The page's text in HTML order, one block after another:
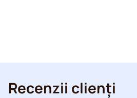
Recenzii clienți